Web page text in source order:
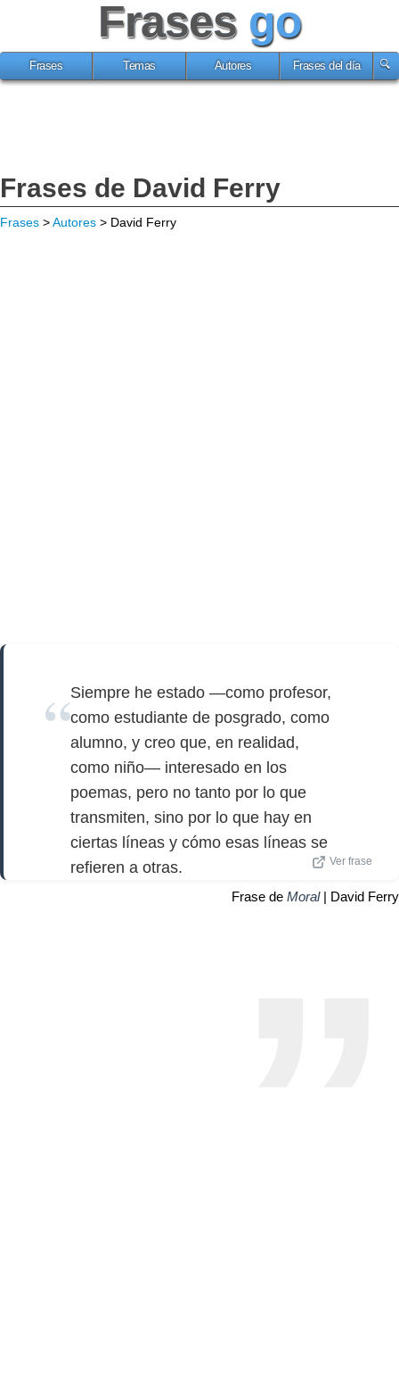
Frases go
Frases Temas Autores Frases del día
Frases de David Ferry
Frases >Autores > David Ferry
Siempre he estado —como profesor,
como estudiante de posgrado, como
alumno, y creo que, en realidad,
como niño— interesado en los
poemas, pero no tanto por lo que
transmiten, sino por lo que hay en
ciertas líneas y cómo esas líneas se
refieren a otras.
Ver frase
Frase de Moral| David Ferry